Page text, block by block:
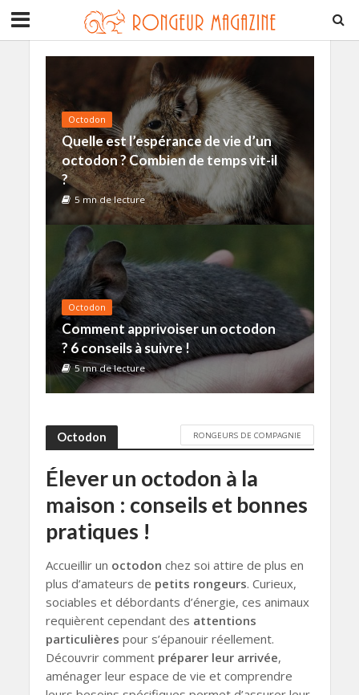
Octodon
Quelle est l’espérance de vie d’un
octodon ? Combien de temps vit-il
?
5 mn de lecture
Octodon
Comment apprivoiser un octodon
? 6 conseils à suivre !
5 mn de lecture
Octodon RONGEURS DE COMPAGNIE
Élever un octodon à la
maison : conseils et bonnes
pratiques !
Accueillir un octodon chez soi attire de plus en
plus d’amateurs de petits rongeurs. Curieux,
sociables et débordants d’énergie, ces animaux
requièrent cependant des attentions
particulières pour s’épanouir réellement.
Découvrir comment préparer leur arrivée,
aménager leur espace de vie et comprendre